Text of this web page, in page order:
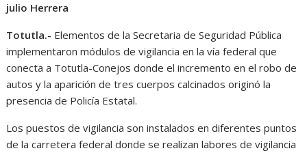
julio Herrera
Totutla.- Elementos de la Secretaria de Seguridad Pública
implementaron módulos de vigilancia en la vía federal que
conecta a Totutla-Conejos donde el incremento en el robo de
autos y la aparición de tres cuerpos calcinados originó la
presencia de Policía Estatal.
Los puestos de vigilancia son instalados en diferentes puntos
de la carretera federal donde se realizan labores de vigilancia